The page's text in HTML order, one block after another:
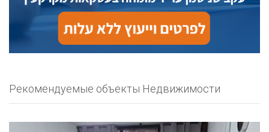
Рекомендуемые объекты Недвижимости